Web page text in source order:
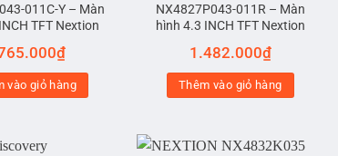
011C-Y – Màn
TFT Nextion
₫
vào giỏ hàng
NX4827P043-011R – Màn
hình 4.3 INCH TFT Nextion
1.482.000₫
Thêm vào giỏ hàng